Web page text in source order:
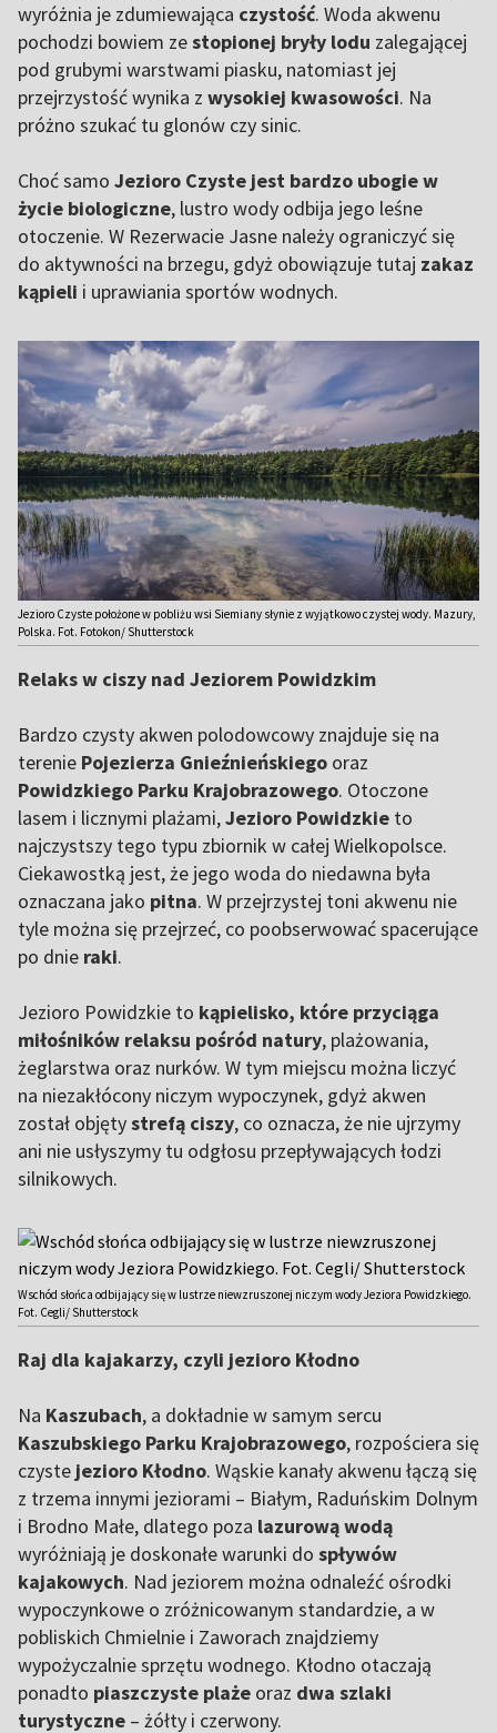
wyróżnia je zdumiewająca czystość. Woda akwenu
pochodzi bowiem zestopionej bryły lodu zalegającej
pod grubymi warstwami piasku, natomiast jej
przejrzystość wynika z wysokiej kwasowości. Na
próżno szukać tu glonów czy sinic.
Choć samo Jezioro Czyste jest bardzo ubogie w
życie biologiczne, lustro wody odbija jego leśne
otoczenie. W Rezerwacie Jasne należy ograniczyć się
do aktywności na brzegu, gdyż obowiązuje tutaj zakaz
kąpieli i uprawiania sportów wodnych.
Jezioro Czyste położone w pobliżu wsi Siemiany słynie z wyjątkowo czystej wody. Mazury,
Polska. Fot. Fotokon/ Shutterstock
Relaks w ciszy nad Jeziorem Powidzkim
Bardzo czysty akwen polodowcowy znajduje się na
terenie Pojezierza Gnieźnieńskiego oraz
Powidzkiego Parku Krajobrazowego. Otoczone
lasem i licznymi plażami,Jezioro Powidzkie to
najczystszy tego typu zbiornik w całej Wielkopolsce.
Ciekawostką jest, że jego woda do niedawna była
oznaczana jako pitna. W przejrzystej toni akwenu nie
tyle można się przejrzeć, co poobserwować spacerujące
po dnie raki.
Jezioro Powidzkie to kąpielisko, które przyciąga
miłośników relaksu pośród natury, plażowania,
żeglarstwa oraz nurków. W tym miejscu można liczyć
na niezakłócony niczym wypoczynek, gdyż akwen
został objętystrefą ciszy, co oznacza, że nie ujrzymy
ani nie usłyszymy tu odgłosu przepływających łodzi
silnikowych.
Wschód słońca odbijający się w lustrze niewzruszonej niczym wody Jeziora Powidzkiego.
Fot. Cegli/ Shutterstock
Raj dla kajakarzy, czyli jezioro Kłodno
Na Kaszubach, a dokładnie w samym sercu
Kaszubskiego Parku Krajobrazowego, rozpościera się
czyste jezioro Kłodno. Wąskie kanały akwenu łączą się
z trzema innymi jeziorami – Białym, Raduńskim Dolnym
i Brodno Małe, dlatego poza lazurową wodą
wyróżniają je doskonałe warunki do spływów
kajakowych. Nad jeziorem można odnaleźć ośrodki
wypoczynkowe o zróżnicowanym standardzie, a w
pobliskich Chmielnie i Zaworach znajdziemy
wypożyczalnie sprzętu wodnego. Kłodno otaczają
ponadto piaszczyste plaże oraz dwa szlaki
turystyczne – żółty i czerwony.